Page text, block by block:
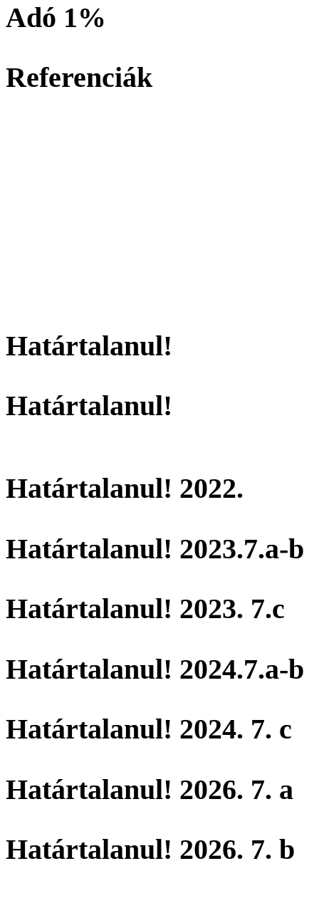
Adó 1%
Referenciák
Határtalanul!
Határtalanul!
Határtalanul! 2022.
Határtalanul! 2023.7.a-b
Határtalanul! 2023. 7.c
Határtalanul! 2024.7.a-b
Határtalanul! 2024. 7. c
Határtalanul! 2026. 7. a
Határtalanul! 2026. 7. b